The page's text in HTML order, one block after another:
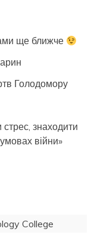
ще ближче
Голодомору
стрес, знаходити
війни»
College